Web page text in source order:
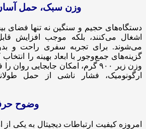
وزن سبک، حمل
دستگاه‌های حجیم و سنگین نه تنها فضای
اشغال می‌کنند، بلکه موجب افزایش
می‌شوند. برای تجربه سفری راحت و
گزینه‌های جمع‌وجور با ابعاد بهینه را
وزن زیر ۹۰۰ گرم، امکان جابجایی
ارگونومیک، فشار ناشی از حمل
وضوح
امروزه کیفیت ارتباطات دیجیتال به یکی